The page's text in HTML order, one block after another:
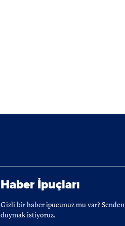
Haber İpuçları
Gizli bir haber ipucunuz mu var? Senden
duymak istiyoruz.